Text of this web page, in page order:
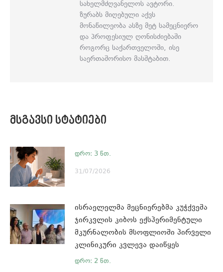
სახელმძღვანელოს ავტორი.
ზურაბს მიღებული აქვს
მონაწილეობა ასზე მეტ სამეცნიერო
და პროფესიულ ღონისძიებაში
როგორც საქართველოში, ისე
საერთაშორისო მასშტაბით.
ᲛᲡᲒᲐᲕᲡᲘ ᲡᲢᲐᲢᲘᲔᲑᲘ
31/07/2026
ისრაელელმა მეცნიერებმა კუჭქვეშა
ჯირკვლის კიბოს ექსპერიმენტული
მკურნალობის მსოფლიოში პირველი
კლინიკური კვლევა დაიწყეს